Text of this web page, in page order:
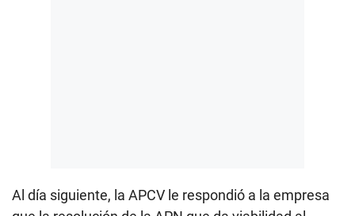
Al día siguiente, la APCV le respondió a la empresa